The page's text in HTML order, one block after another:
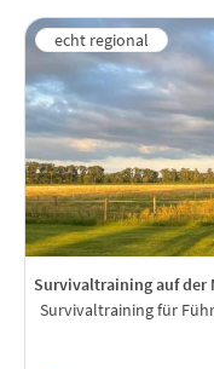
Survivaltraining auf der
Survivaltraining für